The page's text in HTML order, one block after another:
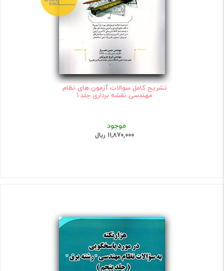
تشریح کامل سوالات آزمون‌ های نظام
مهندسی نقشه ‌برداری جلد 1
موجود
11,870,000 ریال